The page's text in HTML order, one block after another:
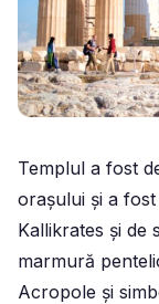
Templul a fost
orașului și a
Kallikrates și de
marmură
Acropole și